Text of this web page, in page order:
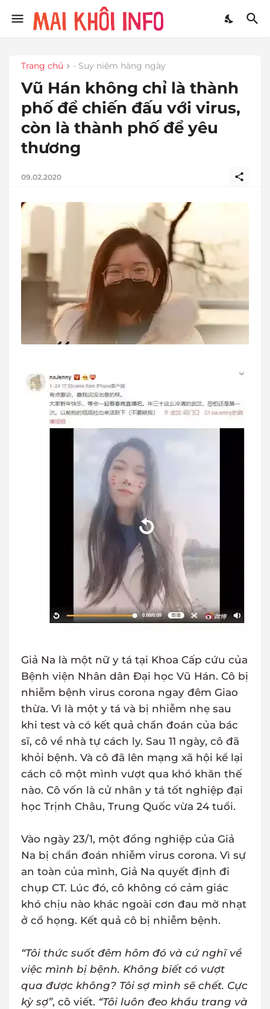
Trang chủ - Suy niệm hàng ngày
Vũ Hán không chỉ là thành
phố để chiến đấu với virus,
còn là thành phố để yêu
thương
09.02.2020
Giả Na là một nữ y tá tại Khoa Cấp cứu của
Bệnh viện Nhân dân Đại học Vũ Hán. Cô bị
nhiễm bệnh virus corona ngay đêm Giao
thừa. Vì là một y tá và bị nhiễm nhẹ sau
khi test và có kết quả chẩn đoán của bác
sĩ, cô về nhà tự cách ly. Sau 11 ngày, cô đã
khỏi bệnh. Và cô đã lên mạng xã hội kể lại
cách cô một mình vượt qua khó khăn thế
nào. Cô vốn là cử nhân y tá tốt nghiệp đại
học Trịnh Châu, Trung Quốc vừa 24 tuổi.
Vào ngày 23/1, một đồng nghiệp của Giả
Na bị chẩn đoán nhiễm virus corona. Vì sự
an toàn của mình, Giả Na quyết định đi
chụp CT. Lúc đó, cô không có cảm giác
khó chịu nào khác ngoài cơn đau mờ nhạt
ở cổ họng. Kết quả cô bị nhiễm bệnh.
“Tôi thức suốt đêm hôm đó và cứ nghĩ về
việc mình bị bệnh. Không biết có vượt
qua được không? Tôi sợ mình sẽ chết. Cực
kỳ sợ”, cô viết. “Tôi luôn đeo khẩu trang và